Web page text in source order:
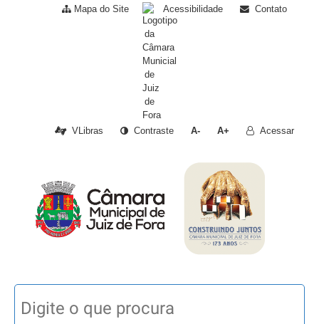
Mapa do Site Acessibilidade Contato
VLibras Contraste A- A+ Acessar